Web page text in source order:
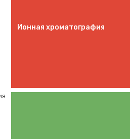
Ионная хроматография